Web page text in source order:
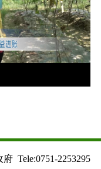
Tele:0751-2253295